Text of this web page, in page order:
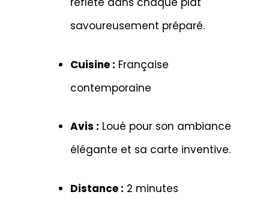
savoureusement préparé.
Cuisine : Française
contemporaine
Avis : Loué pour son ambiance
élégante et sa carte inventive.
Distance : 2 minutes